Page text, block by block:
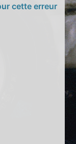
cette erreur